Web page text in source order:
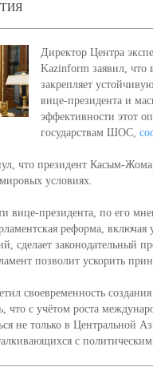
Директор Центра
Kazinform заявил, что
закрепляет
вице-президента и
эффективности этот
государствам ШОС,
что президент Касым-
условиях.
вице-президента, по его
реформа,
сделает законодательный
позволит ускорить
своевременность
что с учётом роста
не только в Центральной
с